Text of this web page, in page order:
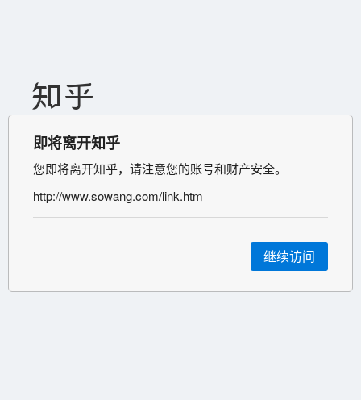
即将离开知乎
您即将离开知乎，请注意您的账号和财产安全。
http://www.sowang.com/link.htm
继续访问